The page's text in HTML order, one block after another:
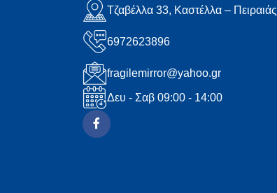
Τζαβέλλα 33, Καστέλλα – Πειραιάς
6972623896
fragilemirror@yahoo.gr
Δευ - Σαβ 09:00 - 14:00